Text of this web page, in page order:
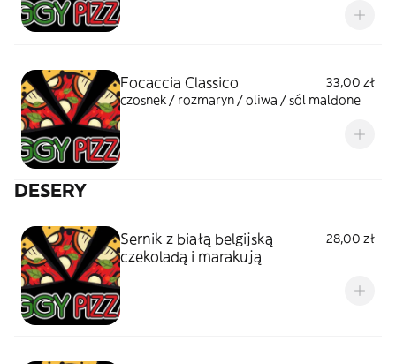
Focaccia Classico
33,00 zł
czosnek / rozmaryn / oliwa / sól maldone
DESERY
Sernik z białą belgijską
czekoladą i marakują
28,00 zł